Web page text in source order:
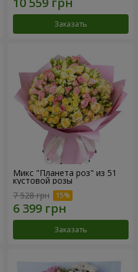
Заказать
Микс "Планета роз" из 51
кустовой розы
7 528 грн
Заказать